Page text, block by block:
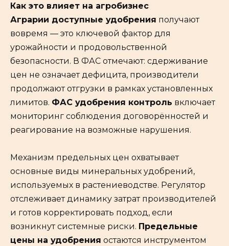
Как это влияет на агробизнес
Аграрии доступные удобрения получают
вовремя — это ключевой фактор для
урожайности и продовольственной
безопасности. В ФАС отмечают: сдерживание
цен не означает дефицита, производители
продолжают отгрузки в рамках установленных
лимитов. ФАС удобрения контроль включает
мониторинг соблюдения договорённостей и
реагирование на возможные нарушения.
Механизм предельных цен охватывает
основные виды минеральных удобрений,
используемых в растениеводстве. Регулятор
отслеживает динамику затрат производителей
и готов корректировать подход, если
возникнут системные риски. Предельные
цены на удобрения остаются инструментом